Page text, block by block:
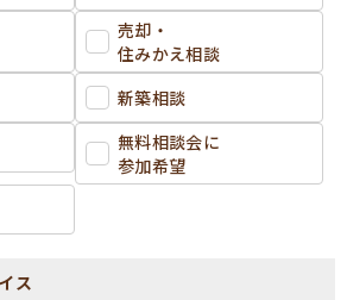
売却・
住みかえ相談
新築相談
無料相談会に
参加希望
ス